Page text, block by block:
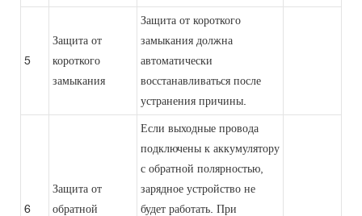
5
Защита от
короткого
замыкания
Защита от короткого
замыкания должна
автоматически
восстанавливаться после
устранения причины.
6
Защита от
обратной
Если выходные провода
подключены к аккумулятору
с обратной полярностью,
зарядное устройство не
будет работать. При